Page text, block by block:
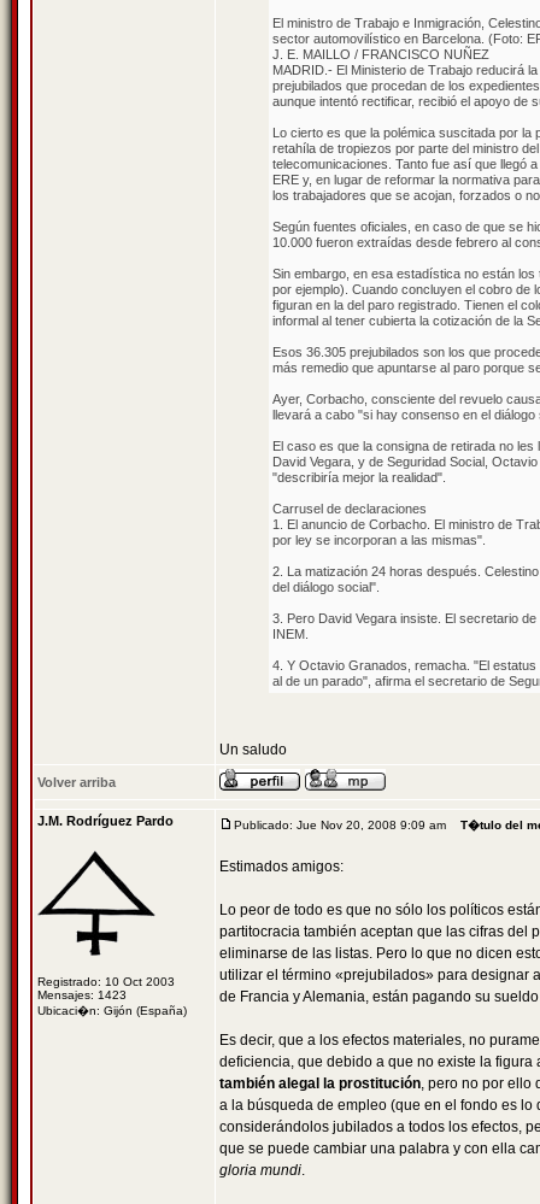
El ministro de Trabajo e Inmigración,
sector automovilístico en Barcelona. (Foto:
J. E. MAILLO / FRANCISCO NUÑEZ
MADRID.- El Ministerio de Trabajo reducirá
prejubilados que procedan de los
aunque intentó rectificar, recibió el apoyo de
Lo cierto es que la polémica suscitada por
retahíla de tropiezos por parte del ministro
telecomunicaciones. Tanto fue así que llegó
ERE y, en lugar de reformar la normativa
los trabajadores que se acojan, forzados o
Según fuentes oficiales, en caso de que se
10.000 fueron extraídas desde febrero al
Sin embargo, en esa estadística no están
por ejemplo). Cuando concluyen el cobro de
figuran en la del paro registrado. Tienen el
informal al tener cubierta la cotización de la
Esos 36.305 prejubilados son los que
más remedio que apuntarse al paro porque
Ayer, Corbacho, consciente del revuelo
llevará a cabo "si hay consenso en el diálogo
El caso es que la consigna de retirada no
David Vegara, y de Seguridad Social,
"describiría mejor la realidad".
Carrusel de declaraciones
1. El anuncio de Corbacho. El ministro de
por ley se incorporan a las mismas".
2. La matización 24 horas después.
del diálogo social".
3. Pero David Vegara insiste. El secretario
INEM.
4. Y Octavio Granados, remacha. "El
al de un parado", afirma el secretario de
Un saludo
Volver arriba
J.M. Rodríguez Pardo
Registrado: 10 Oct 2003
Mensajes: 1423
Ubicaci�n: Gijón (España)
Publicado: Jue Nov 20, 2008 9:09 am T�tulo del
Estimados amigos:
Lo peor de todo es que no sólo los políticos
partitocracia también aceptan que las cifras del
eliminarse de las listas. Pero lo que no dicen
utilizar el término «prejubilados» para designar
de Francia y Alemania, están pagando su
Es decir, que a los efectos materiales, no
deficiencia, que debido a que no existe la
también alegal la prostitución, pero no por ello
a la búsqueda de empleo (que en el fondo es
considerándolos jubilados a todos los efectos,
que se puede cambiar una palabra y con ella
gloria mundi.